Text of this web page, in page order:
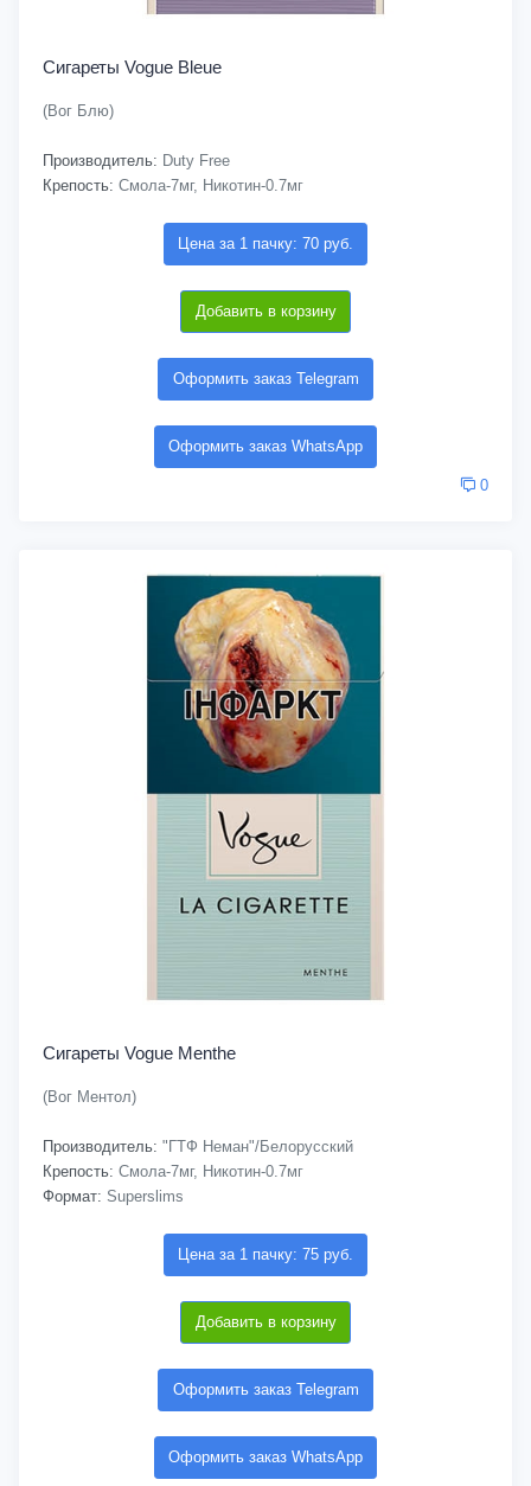
Сигареты Vogue Bleue
(Вог Блю)
Производитель: Duty Free
Крепость: Смола-7мг, Никотин-0.7мг
Цена за 1 пачку: 70 руб.
Добавить в корзину
Оформить заказ Telegram
Оформить заказ WhatsApp
0
Сигареты Vogue Menthe
(Вог Ментол)
Производитель: "ГТФ Неман"/Белорусский
Крепость: Смола-7мг, Никотин-0.7мг
Формат: Superslims
Цена за 1 пачку: 75 руб.
Добавить в корзину
Оформить заказ Telegram
Оформить заказ WhatsApp